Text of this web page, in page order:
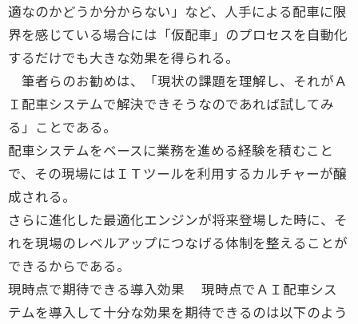
適なのかどうか分からない」など、人手による配車に限
界を感じている場合には「仮配車」のプロセスを自動化
するだけでも大きな効果を得られる。
筆者らのお勧めは、「現状の課題を理解し、それがＡ
Ｉ配車システムで解決できそうなのであれば試してみ
る」ことである。
配車システムをベースに業務を進める経験を積むこと
で、その現場にはＩＴツールを利用するカルチャーが醸
成される。
さらに進化した最適化エンジンが将来登場した時に、そ
れを現場のレベルアップにつなげる体制を整えることが
できるからである。
現時点で期待できる導入効果 現時点でＡＩ配車シス
テムを導入して十分な効果を期待できるのは以下のよう